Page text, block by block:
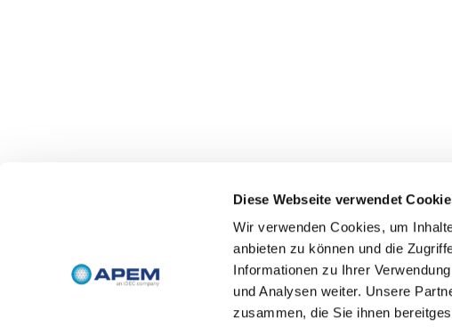
Diese Webseite verwendet
Wir verwenden Cookies, um
anbieten zu können und die
Informationen zu Ihrer
und Analysen weiter. Unsere
zusammen, die Sie ihnen